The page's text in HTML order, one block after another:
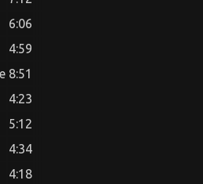
6:06
4:59
8:51
4:23
5:12
4:34
4:18